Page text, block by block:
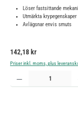
Löser fastsittande
Utmärkta krypegenskaper
Avlägsnar envis smuts
Ordinarie pris:
142,18 kr
Priser inkl. moms, plus
Produktkvantitet: Ange